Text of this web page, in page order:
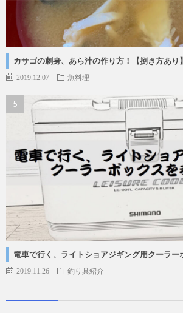
カサゴの刺身、あら汁の作り方！【捌き方あり】
2019.12.07 魚料理
電車で行く、ライトショアジギング用クーラー
2019.11.26 釣り具紹介